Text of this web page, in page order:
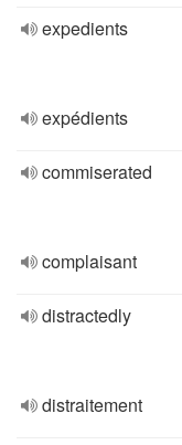
expedients
expédients
commiserated
complaisant
distractedly
distraitement